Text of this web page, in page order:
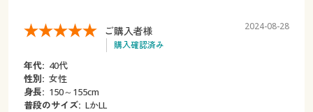
ご購入者様
購入確認済み
2024-08-28
年代: 40代
性別: 女性
身長: 150～155cm
普段のサイズ: LかLL